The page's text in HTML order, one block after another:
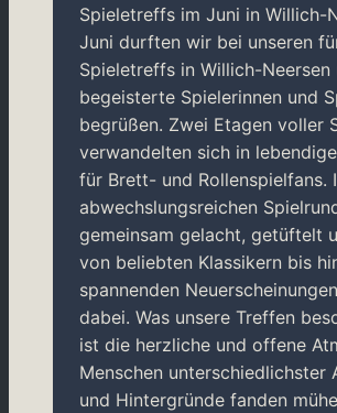
Spieletreffs im Juni in Willich-
Juni durften wir bei unseren
Spieletreffs in Willich-Neersen
begeisterte Spielerinnen und
begrüßen. Zwei Etagen voller
verwandelten sich in
für Brett- und Rollenspielfans.
abwechslungsreichen
gemeinsam gelacht, getüftelt
von beliebten Klassikern bis
spannenden
dabei. Was unsere Treffen
ist die herzliche und offene
Menschen unterschiedlichster
und Hintergründe fanden